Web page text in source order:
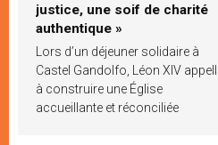
justice, une soif de charité
authentique »
Lors d’un déjeuner solidaire à
Castel Gandolfo, Léon XIV
à construire une Église
accueillante et réconciliée